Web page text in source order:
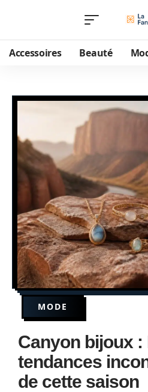
Accessoires Beauté
MODE
Canyon bijoux :
tendances
de cette saison